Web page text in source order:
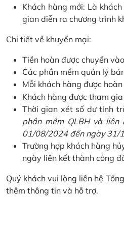
Khách hàng mới: Là
gian diễn ra chương trình
Chi tiết về khuyến mại:
Tiền hoàn được chuyển
Các phần mềm quản lý
Mỗi khách hàng được
Khách hàng được tham
Thời gian xét số dư tính
phần mềm QLBH và
01/08/2024 đến ngày 31/
Trường hợp khách hàng
ngày liên kết thành công
Quý khách vui lòng liên hệ
thêm thông tin và hỗ trợ.